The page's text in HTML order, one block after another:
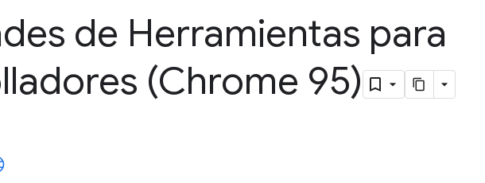
de Herramientas para
(Chrome 95)